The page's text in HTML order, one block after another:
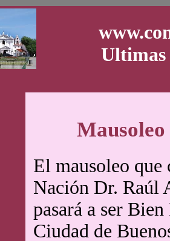
Ultimas
El mausoleo que
Nación Dr. Raúl
pasará a ser
Ciudad de